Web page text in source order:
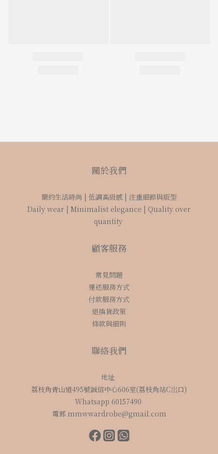
關於我們
簡約生活時尚 | 低調高級感 | 注重細節與版型
Daily wear | Minimalist elegance | Quality over
quantity
顧客服務
常見問題
運送服務方式
付款服務方式
退換貨政策
條款與細則
聯絡我們
地址
荔枝角青山道495號誠信中心606室(荔枝角站C岀口)
Whatsapp 60157490
電郵 mmwwardrobe@gmail.com